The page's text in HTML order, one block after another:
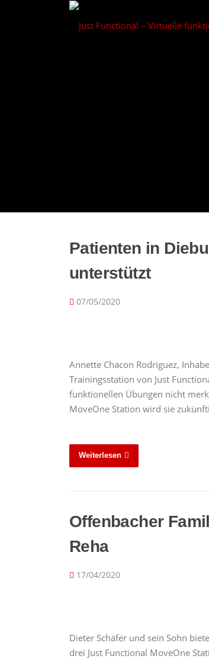
Patienten in
unterstützt
07/05/2020
Annette Chacon Rodriguez,
Trainingsstation von Just
funktionellen Übungen nicht
MoveOne Station wird sie
Weiterlesen
Offenbacher
Reha
17/04/2020
Dieter Schäfer und sein Sohn
drei Just Functional MoveOne